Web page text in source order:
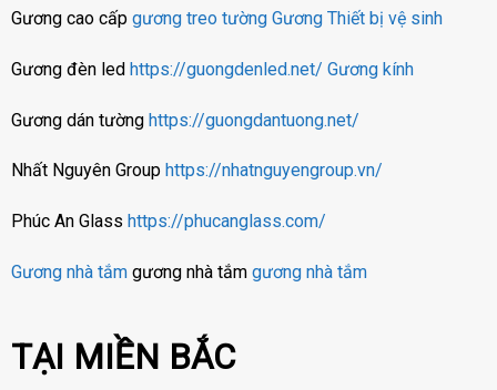
Gương cao cấp gương treo tường Gương Thiết bị vệ sinh
Gương đèn led https://guongdenled.net/ Gương kính
Gương dán tường https://guongdantuong.net/
Nhất Nguyên Group https://nhatnguyengroup.vn/
Phúc An Glass https://phucanglass.com/
Gương nhà tắmgương nhà tắm gương nhà tắm
TẠI MIỀN BẮC